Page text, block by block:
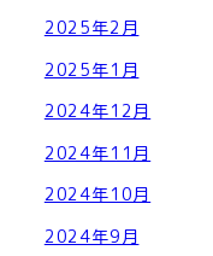
2025年2月
2025年1月
2024年12月
2024年11月
2024年10月
2024年9月